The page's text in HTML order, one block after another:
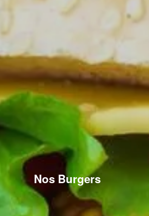
Nos Burgers